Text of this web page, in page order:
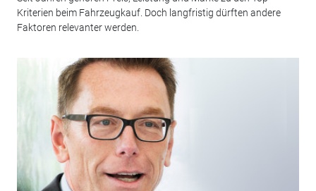
Kriterien beim Fahrzeugkauf. Doch langfristig dürften andere
Faktoren relevanter werden.